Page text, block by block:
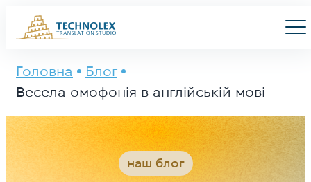
Main Logo
Menu
Головна
Блог
Весела омофонія в англійській мові
наш блог